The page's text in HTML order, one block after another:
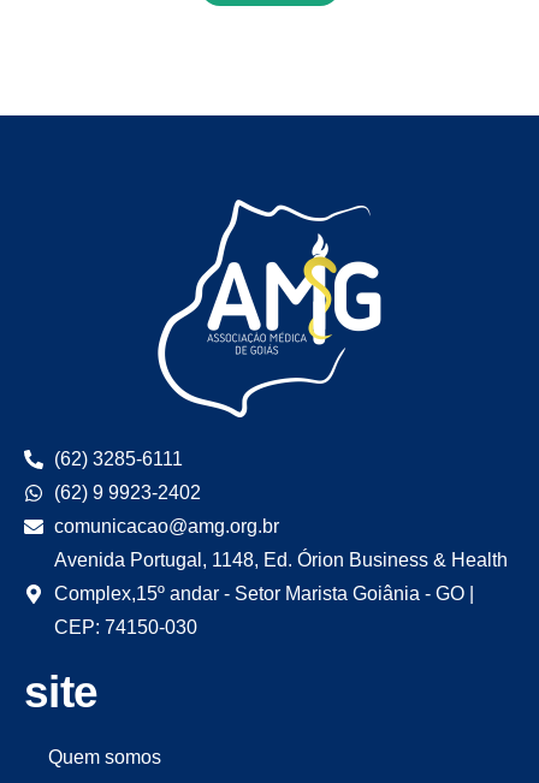
(62) 3285-6111
(62) 9 9923-2402
comunicacao@amg.org.br
Avenida Portugal, 1148, Ed. Órion Business & Health
Complex,15º andar - Setor Marista Goiânia - GO |
CEP: 74150-030
site
Quem somos